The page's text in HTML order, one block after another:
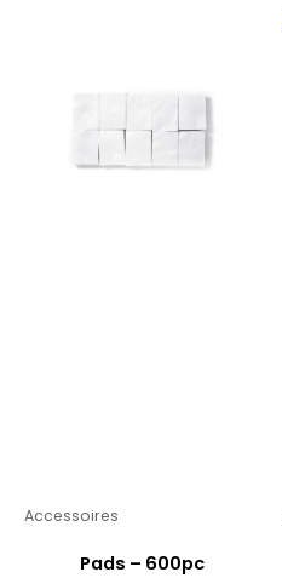
Accessoires
Pads – 600pc